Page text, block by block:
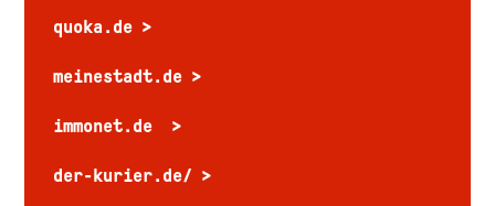
quoka.de
meinestadt.de
immonet.de
der-kurier.de/